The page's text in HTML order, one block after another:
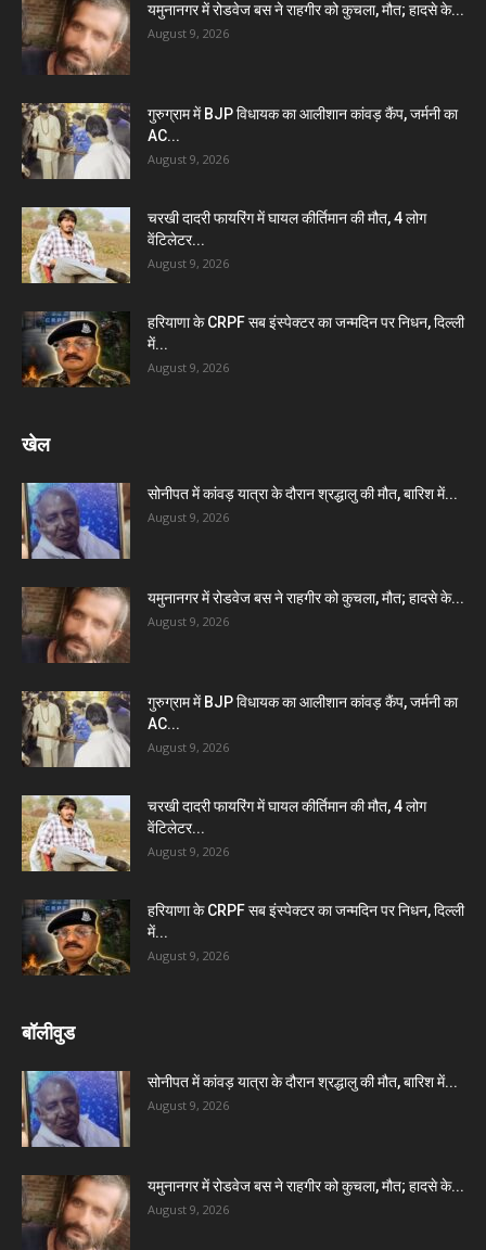
यमुनानगर में रोडवेज बस ने राहगीर को कुचला, मौत; हादसे के...
August 9, 2026
गुरुग्राम में BJP विधायक का आलीशान कांवड़ कैंप, जर्मनी का
AC...
August 9, 2026
चरखी दादरी फायरिंग में घायल कीर्तिमान की मौत, 4 लोग
वेंटिलेटर...
August 9, 2026
हरियाणा के CRPF सब इंस्पेक्टर का जन्मदिन पर निधन, दिल्ली
में...
August 9, 2026
खेल
सोनीपत में कांवड़ यात्रा के दौरान श्रद्धालु की मौत, बारिश में...
August 9, 2026
यमुनानगर में रोडवेज बस ने राहगीर को कुचला, मौत; हादसे के...
August 9, 2026
गुरुग्राम में BJP विधायक का आलीशान कांवड़ कैंप, जर्मनी का
AC...
August 9, 2026
चरखी दादरी फायरिंग में घायल कीर्तिमान की मौत, 4 लोग
वेंटिलेटर...
August 9, 2026
हरियाणा के CRPF सब इंस्पेक्टर का जन्मदिन पर निधन, दिल्ली
में...
August 9, 2026
बॉलीवुड
सोनीपत में कांवड़ यात्रा के दौरान श्रद्धालु की मौत, बारिश में...
August 9, 2026
यमुनानगर में रोडवेज बस ने राहगीर को कुचला, मौत; हादसे के...
August 9, 2026